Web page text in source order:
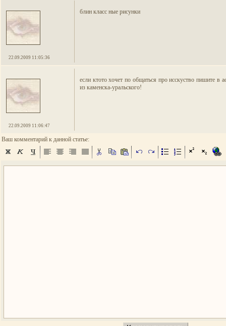
22.09.2009 11:05:36
блин класс ные рисунки
22.09.2009 11:06:47
если ктото хочет по общаться про исскуство пишите в
из каменска-уральского!
Ваш комментарий к данной статье: